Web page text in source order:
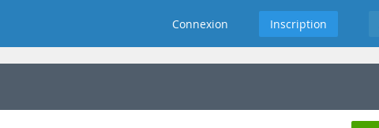
Connexion Inscription